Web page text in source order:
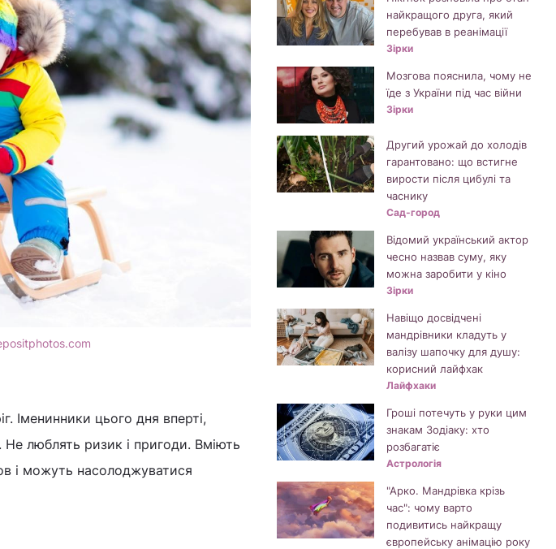
Іменинники цього дня вперті,
Не люблять ризик і пригоди. Вміють
і можуть насолоджуватися
найкращого друга, який
перебував в реанімації
Зірки
Мозгова пояснила, чому не
їде з України під час війни
Зірки
Другий урожай до холодів
гарантовано: що встигне
вирости після цибулі та
часнику
Сад-город
Відомий український актор
чесно назвав суму, яку
можна заробити у кіно
Зірки
Навіщо досвідчені
мандрівники кладуть у
валізу шапочку для душу:
корисний лайфхак
Лайфхаки
Гроші потечуть у руки цим
знакам Зодіаку: хто
розбагатіє
Астрологія
"Арко. Мандрівка крізь
час": чому варто
подивитись найкращу
європейську анімацію року